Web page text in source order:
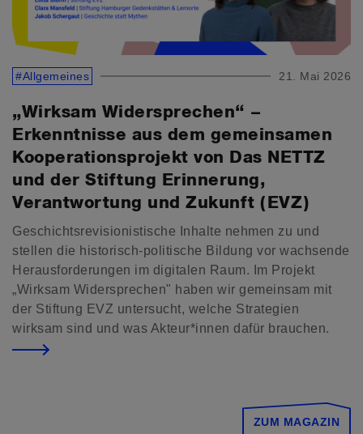
#Allgemeines 21. Mai 2026
„Wirksam Widersprechen“ –
Erkenntnisse aus dem gemeinsamen
Kooperationsprojekt von Das NETTZ
und der Stiftung Erinnerung,
Verantwortung und Zukunft (EVZ)
Geschichtsrevisionistische Inhalte nehmen zu und
stellen die historisch-politische Bildung vor wachsende
Herausforderungen im digitalen Raum. Im Projekt
„Wirksam Widersprechen" haben wir gemeinsam mit
der Stiftung EVZ untersucht, welche Strategien
wirksam sind und was Akteur*innen dafür brauchen.
ZUM MAGAZIN